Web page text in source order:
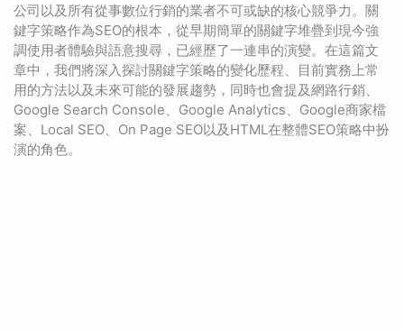
公司以及所有從事數位行銷的業者不可或缺的核心競爭力。關
鍵字策略作為SEO的根本，從早期簡單的關鍵字堆疊到現今強
調使用者體驗與語意搜尋，已經歷了一連串的演變。在這篇文
章中，我們將深入探討關鍵字策略的變化歷程、目前實務上常
用的方法以及未來可能的發展趨勢，同時也會提及網路行銷、
Google Search Console、Google Analytics、Google商家檔
案、Local SEO、On Page SEO以及HTML在整體SEO策略中扮
演的角色。